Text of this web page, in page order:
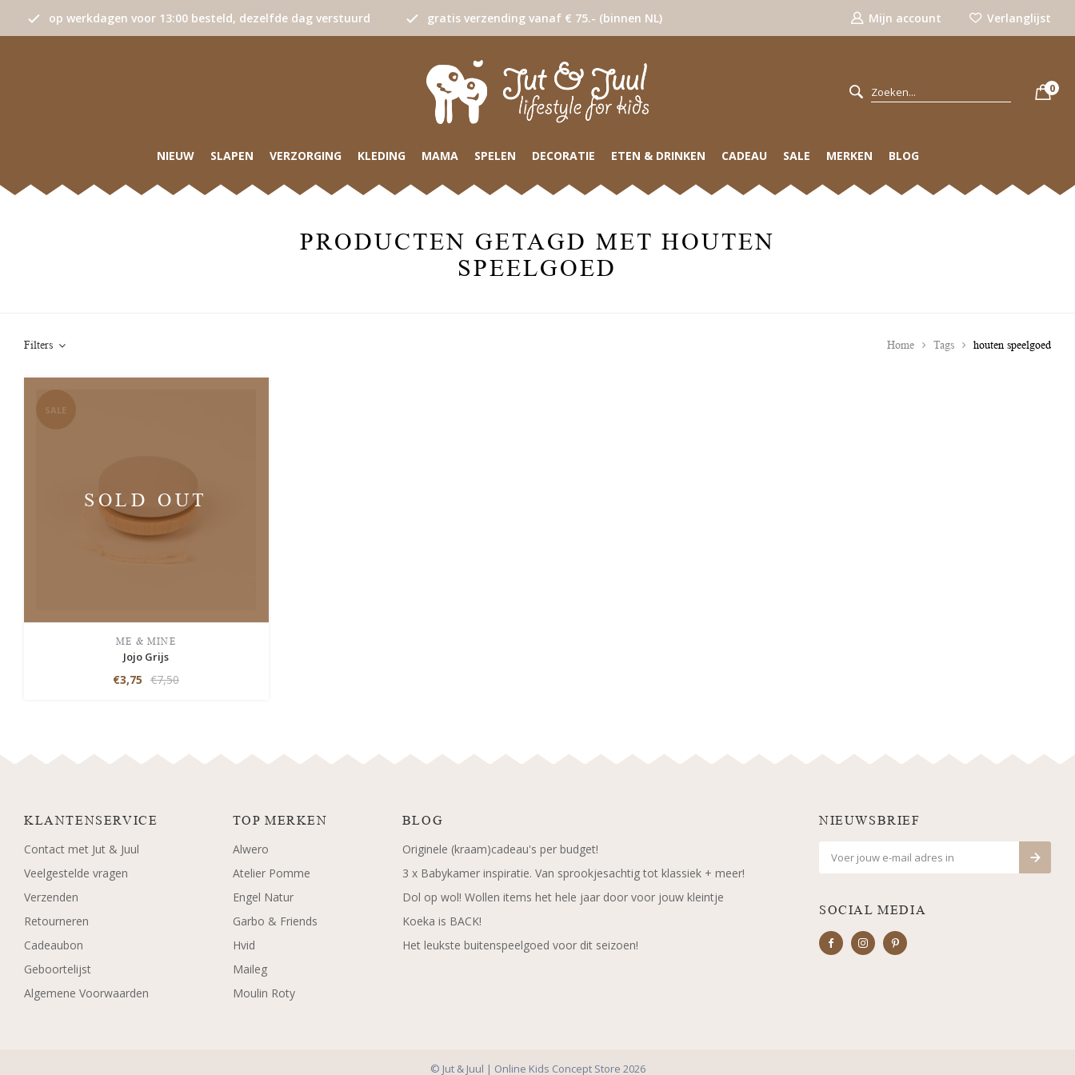
op werkdagen voor 13:00 besteld, dezelfde dag verstuurd gratis verzending vanaf € 75.- (binnen NL) Mijn account Verlanglijst
0
NIEUW SLAPEN VERZORGING KLEDING MAMA SPELEN DECORATIE ETEN & DRINKEN CADEAU SALE MERKEN BLOG
PRODUCTEN GETAGD MET HOUTEN
SPEELGOED
Filters Home Tags houten speelgoed
SALE
SOLD OUT
ME & MINE
Jojo Grijs
€3,75 €7,50
KLANTENSERVICE
Contact met Jut & Juul
Veelgestelde vragen
Verzenden
Retourneren
Cadeaubon
Geboortelijst
Algemene Voorwaarden
TOP MERKEN
Alwero
Atelier Pomme
Engel Natur
Garbo & Friends
Hvid
Maileg
Moulin Roty
BLOG
Originele (kraam)cadeau's per budget!
3 x Babykamer inspiratie. Van sprookjesachtig tot klassiek + meer!
Dol op wol! Wollen items het hele jaar door voor jouw kleintje
Koeka is BACK!
Het leukste buitenspeelgoed voor dit seizoen!
NIEUWSBRIEF
SOCIAL MEDIA
© Jut & Juul | Online Kids Concept Store 2026